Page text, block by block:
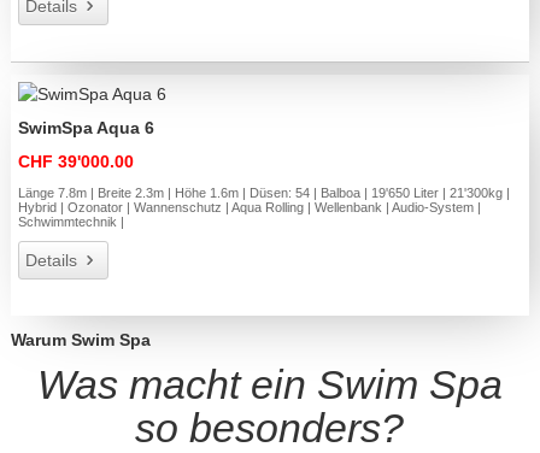
Details
SwimSpa Aqua 6
CHF 39'000.00
Länge 7.8m | Breite 2.3m | Höhe 1.6m | Düsen: 54 | Balboa | 19'650 Liter | 21'300kg |
Hybrid | Ozonator | Wannenschutz | Aqua Rolling | Wellenbank | Audio-System |
Schwimmtechnik |
Details
Warum Swim Spa
Was macht ein Swim Spa
so besonders?